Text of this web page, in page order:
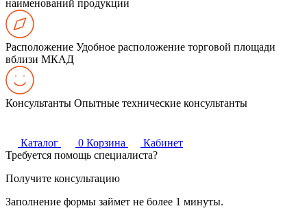
наименований продукции
Расположение Удобное расположение торговой площади
вблизи МКАД
Консультанты Опытные технические консультанты
Каталог 0 Корзина
Кабинет
Требуется помощь специалиста?
Получите консультацию
Заполнение формы займет не более 1 минуты.